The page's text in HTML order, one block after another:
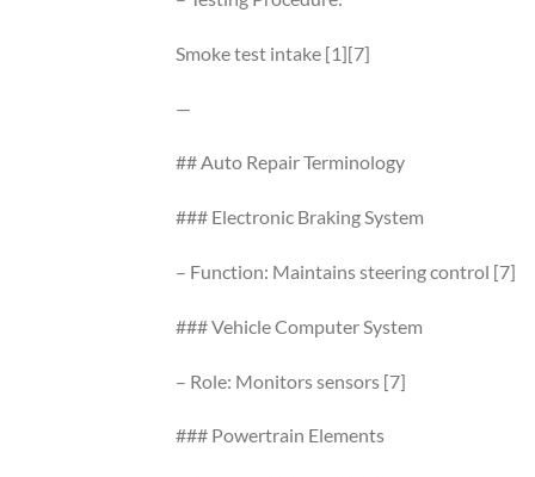
Smoke test intake [1][7]
—
## Auto Repair Terminology
### Electronic Braking System
– Function: Maintains steering control [7]
### Vehicle Computer System
– Role: Monitors sensors [7]
### Powertrain Elements